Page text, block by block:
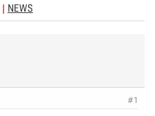
NEWS
#1